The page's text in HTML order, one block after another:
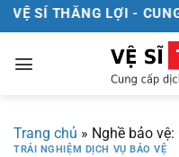
Chuyển
đến
nội
SÍ THẮNG LỢI - CUNG
Trang chủ » Nghề bảo
TRẢI NGHIỆM DỊCH VỤ BẢO VỆ